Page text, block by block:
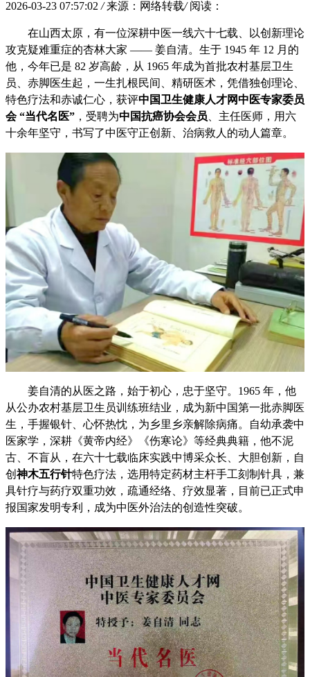
2026-03-23 07:57:02 / 来源：网络转载/ 阅读：
在山西太原，有一位深耕中医一线六十七载、以创新理论
攻克疑难重症的杏林大家 —— 姜自清。生于 1945 年 12 月的
他，今年已是 82 岁高龄，从 1965 年成为首批农村基层卫生
员、赤脚医生起，一生扎根民间、精研医术，凭借独创理论、
特色疗法和赤诚仁心，获评中国卫生健康人才网中医专家委员
会 “当代名医” ，受聘为中国抗癌协会会员 、主任医师，用六
十余年坚守，书写了中医守正创新、治病救人的动人篇章。
姜自清的从医之路，始于初心，忠于坚守。1965 年，他
从公办农村基层卫生员训练班结业，成为新中国第一批赤脚医
生，手握银针、心怀热忱，为乡里乡亲解除病痛。自幼承袭中
医家学，深耕《黄帝内经》《伤寒论》等经典典籍，他不泥
古、不盲从，在六十七载临床实践中博采众长、大胆创新，自
创神木五行针特色疗法，选用特定药材主杆手工刻制针具，兼
具针疗与药疗双重功效，疏通经络、疗效显著，目前已正式申
报国家发明专利，成为中医外治法的创造性突破。